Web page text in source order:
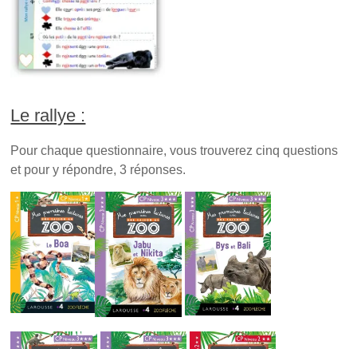
Le rallye :
Pour chaque questionnaire, vous trouverez cinq questions
et pour y répondre, 3 réponses.